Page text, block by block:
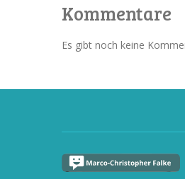
Kommentare
Es gibt noch keine